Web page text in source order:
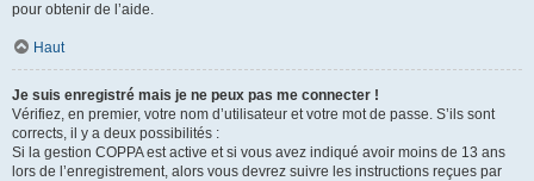
pour obtenir de l’aide.
Haut
Je suis enregistré mais je ne peux pas me connecter !
Vérifiez, en premier, votre nom d’utilisateur et votre mot de passe. S’ils sont
corrects, il y a deux possibilités :
Si la gestion COPPA est active et si vous avez indiqué avoir moins de 13 ans
lors de l’enregistrement, alors vous devrez suivre les instructions reçues par